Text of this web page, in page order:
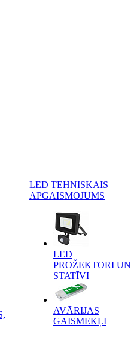
LED TEHNISKAIS
APGAISMOJUMS
LED
PROŽEKTORI UN
STATĪVI
AVĀRIJAS
GAISMEKĻI